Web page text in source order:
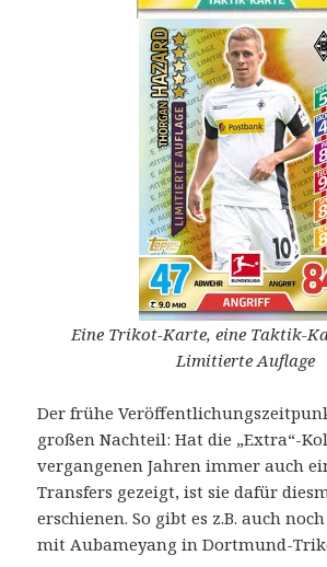
Eine Trikot-Karte, eine Taktik-
Limitierte Auflage
Der frühe
großen Nachteil: Hat die „Extra“-
vergangenen Jahren immer auch
Transfers gezeigt, ist sie dafür
erschienen. So gibt es z.B. auch
mit Aubameyang in Dortmund-